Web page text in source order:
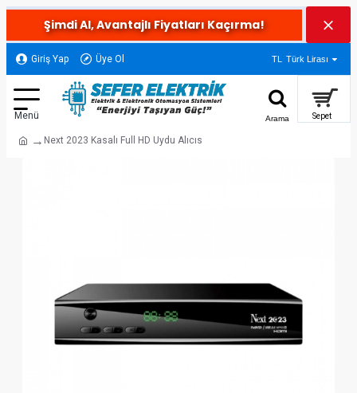
Şimdi Al, Avantajlı Fiyatları Kaçırma!
Giriş Yap Üye Ol TL Türk Lirası
Next 2023 Kasalı Full HD Uydu Alıcıs